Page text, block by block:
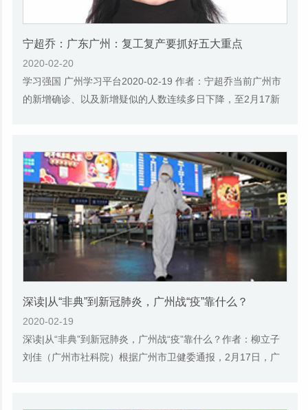
宁超乔：广东广州：复工复产要抓好五大重点
2020-02-20
学习强国 广州学习平台2020-02-19 作者：宁超乔当前广州市
的新增确诊、以及新增疑似的人数连续多日下降，至2月17新
深读|从“非典”到新冠肺炎，广州战“疫”靠什么？
2020-02-19
深读|从“非典”到新冠肺炎，广州战“疫”靠什么？作者：柳立子
刘佳（广州市社科院）根据广州市卫健委通报，2月17日，广